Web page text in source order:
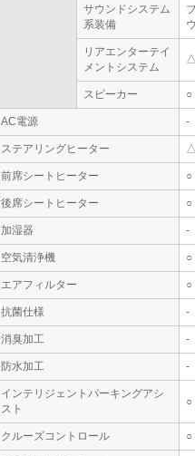
サウンドシステム
系装備
リアエンターテイ
メントシステム
スピーカー ○
AC電源 -
ステアリングヒーター
前席シートヒーター ○
後席シートヒーター ○
加湿器 -
空気清浄機 ○
エアフィルター ○
抗菌仕様 -
消臭加工 -
防水加工 -
インテリジェントパーキングアシ
スト
○
クルーズコントロール ○